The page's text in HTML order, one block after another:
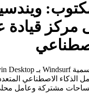
مركز قيادة
الذكاء الاصطناعي